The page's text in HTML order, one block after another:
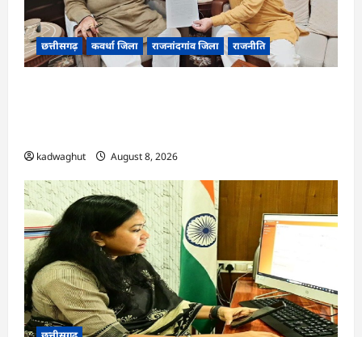
छत्तीसगढ़ कवर्धा जिला राजनांदगांव जिला राजनीति
kadwaghut August 8, 2026